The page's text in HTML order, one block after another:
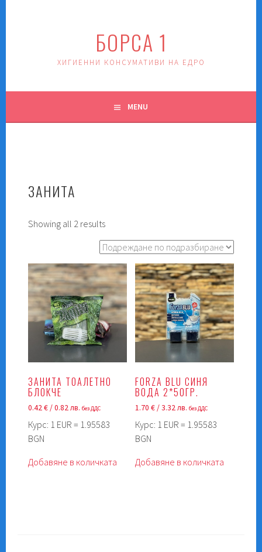
БОРСА 1
ХИГИЕННИ КОНСУМАТИВИ НА ЕДРО
MENU
ЗАНИТА
Showing all 2 results
ЗАНИТА ТОАЛЕТНО
БЛОКЧЕ
0.42€/ 0.82 лв.без ДДС
Курс: 1 EUR = 1.95583
BGN
Добавяне в количката
FORZA BLU СИНЯ
ВОДА 2*50ГР.
1.70€/ 3.32 лв.без ДДС
Курс: 1 EUR = 1.95583
BGN
Добавяне в количката